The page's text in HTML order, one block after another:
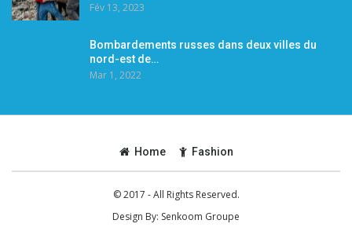
Fév 13, 2023
Bombardements russes dans deux villes du
nord-est de…
Mar 1, 2022
Home Fashion
© 2017 - All Rights Reserved.
Design By: Senkoom Groupe